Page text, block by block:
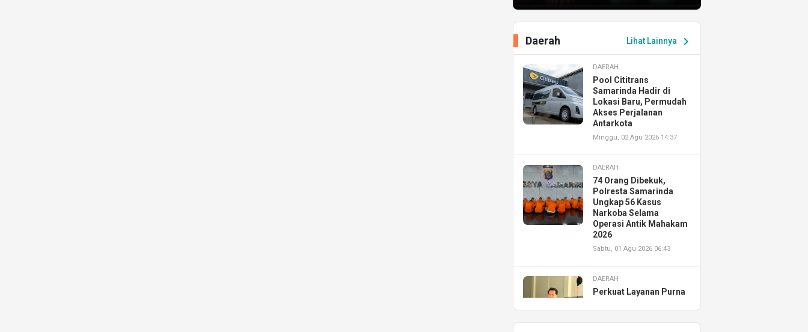
Lihat Lainnya chevron_right
Daerah
DAERAH
Pool Cititrans
Samarinda Hadir di
Lokasi Baru, Permudah
Akses Perjalanan
Antarkota
Minggu, 02 Agu 2026 14:37
DAERAH
74 Orang Dibekuk,
Polresta Samarinda
Ungkap 56 Kasus
Narkoba Selama
Operasi Antik Mahakam
2026
Sabtu, 01 Agu 2026 06:43
DAERAH
Perkuat Layanan Purna
Resmikan AHASS